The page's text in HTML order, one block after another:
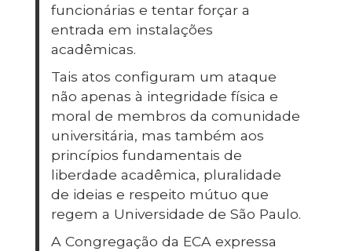
funcionárias e tentar forçar a
entrada em instalações
acadêmicas.
Tais atos configuram um ataque
não apenas à integridade física e
moral de membros da comunidade
universitária, mas também aos
princípios fundamentais de
liberdade acadêmica, pluralidade
de ideias e respeito mútuo que
regem a Universidade de São Paulo.
A Congregação da ECA expressa